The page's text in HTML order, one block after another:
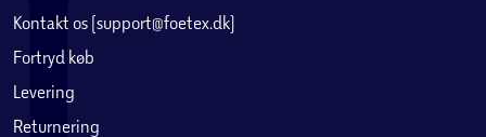
Kontakt os (support@foetex.dk)
Fortryd køb
Levering
Returnering